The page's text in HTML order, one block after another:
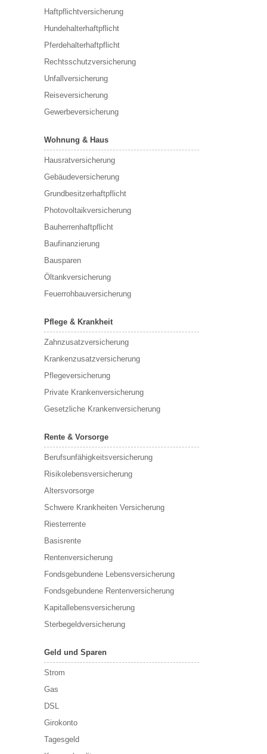
Haftpflichtversicherung
Hundehalterhaftpflicht
Pferdehalterhaftpflicht
Rechtsschutzversicherung
Unfallversicherung
Reiseversicherung
Gewerbeversicherung
Wohnung & Haus
Hausratversicherung
Gebäudeversicherung
Grundbesitzerhaftpflicht
Photovoltaikversicherung
Bauherrenhaftpflicht
Baufinanzierung
Bausparen
Öltankversicherung
Feuerrohbauversicherung
Pflege & Krankheit
Zahnzusatzversicherung
Krankenzusatzversicherung
Pflegeversicherung
Private Krankenversicherung
Gesetzliche Krankenversicherung
Rente & Vorsorge
Berufs­unfähigkeitsversicherung
Risikolebensversicherung
Altersvorsorge
Schwere Krankheiten Versicherung
Riesterrente
Basisrente
Rentenversicherung
Fondsgebundene Lebensversicherung
Fondsgebundene Rentenversicherung
Kapitallebensversicherung
Sterbegeldversicherung
Geld und Sparen
Strom
Gas
DSL
Girokonto
Tagesgeld